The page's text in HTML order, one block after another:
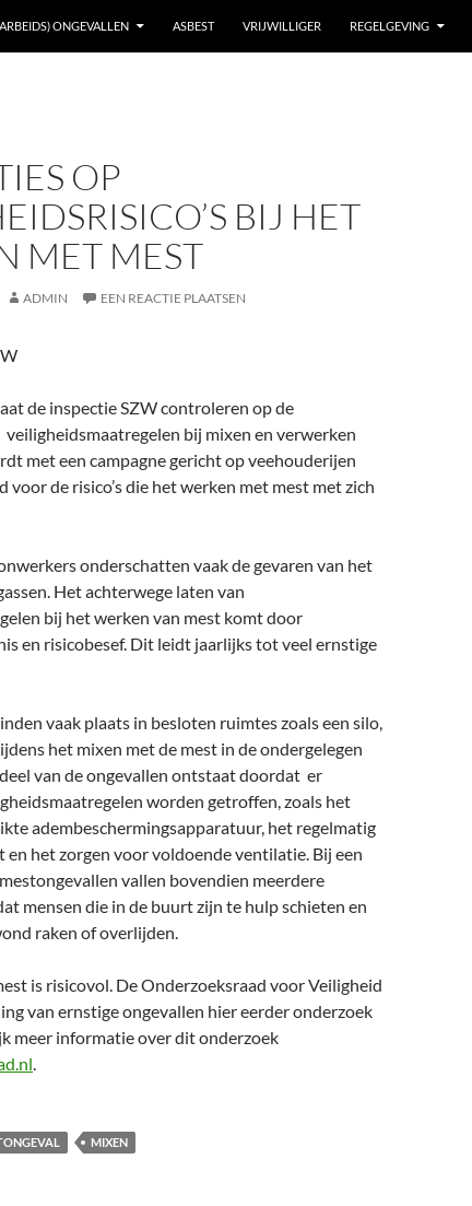
ONGEVALLEN ASBEST VRIJWILLIGER REGELGEVING
OP
BIJ HET
MET MEST
ADMIN EEN REACTIE PLAATSEN
de inspectie SZW controleren op de
bij mixen en verwerken
met een campagne gericht op veehouderijen
voor de risico’s die het werken met mest met zich
onderschatten vaak de gevaren van het
Het achterwege laten van
bij het werken van mest komt door
en risicobesef. Dit leidt jaarlijks tot veel ernstige
vaak plaats in besloten ruimtes zoals een silo,
het mixen met de mest in de ondergelegen
van de ongevallen ontstaat doordat er
worden getroffen, zoals het
adembeschermingsapparatuur, het regelmatig
en het zorgen voor voldoende ventilatie. Bij een
vallen bovendien meerdere
mensen die in de buurt zijn te hulp schieten en
raken of overlijden.
is risicovol. De Onderzoeksraad voor Veiligheid
van ernstige ongevallen hier eerder onderzoek
meer informatie over dit onderzoek
.
MIXEN